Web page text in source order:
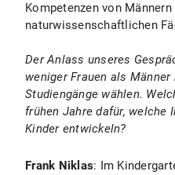
Kompetenzen von Männern
naturwissenschaftlichen
Der Anlass unseres
weniger Frauen als
Studiengänge wählen.
frühen Jahre dafür, welche
Kinder entwickeln?
Frank Niklas: Im